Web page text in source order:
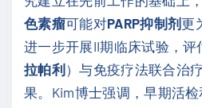
色素瘤可能对PARP抑制剂更
进一步开展II期临床试验，评
拉帕利 ）与免疫疗法联合治
果。Kim博士强调，早期活检